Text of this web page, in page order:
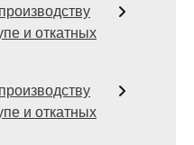
и откатных
и откатных